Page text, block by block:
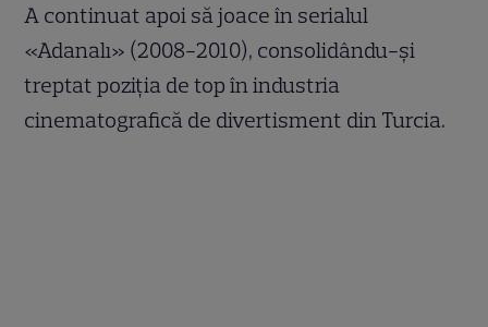
A continuat apoi să joace în serialul
«Adanalı» (2008-2010), consolidându-și
treptat poziția de top în industria
cinematografică de divertisment din Turcia.